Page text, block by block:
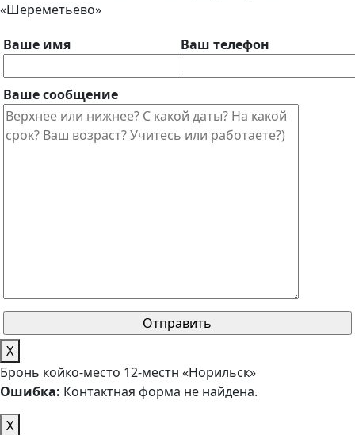
«Шереметьево»
Ваше имя Ваш телефон
Ваше сообщение
X
Бронь койко-место 12-местн «Норильск»
Ошибка: Контактная форма не найдена.
X